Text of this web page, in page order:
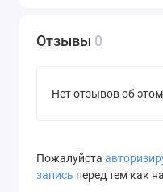
Отзывы 0
Нет отзывов об
Пожалуйста
запись перед тем как